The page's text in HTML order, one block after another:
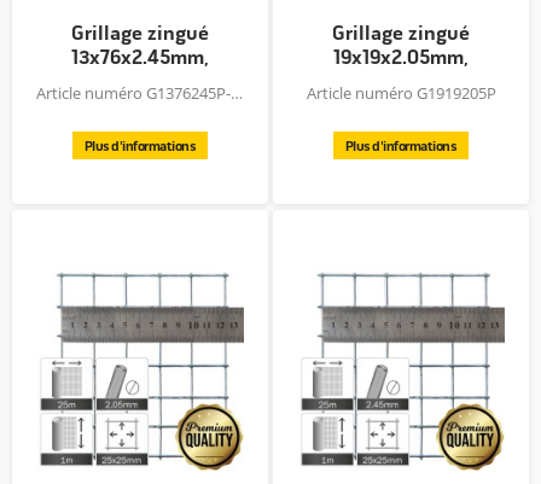
Grillage zingué
13x76x2.45mm,
rouleau 25x0.76m... Article numéro G1376245P-76
Plus d'informations
Grillage zingué
19x19x2.05mm,
rouleau 25x1.0m,...
Article numéro G1919205P
Plus d'informations